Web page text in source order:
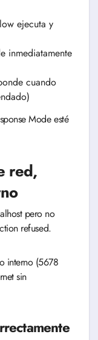
ejecuta y
inmediatamente
cuando
Mode esté
red,
pero no
refused.
interno (5678
sin